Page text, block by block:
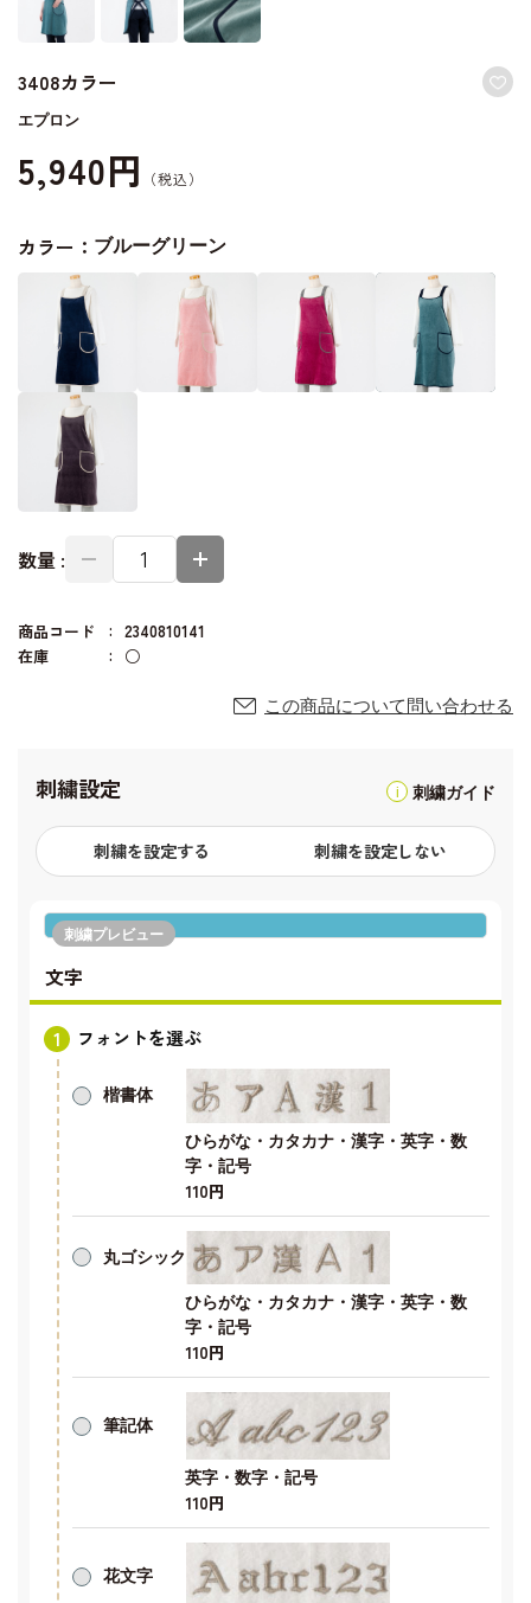
3408カラー
エプロン
5,940円
カラー： ブルーグリーン
数量 :
商品コード
2340810141
在庫
○
この商品について問い合わせる
刺繍設定 刺繍ガイド
刺繍を設定する 刺繍を設定しない
刺繍プレビュー
文字
フォントを選ぶ
楷書体
ひらがな・カタカナ・漢字・英字・数
字・記号
110円
丸ゴシック
ひらがな・カタカナ・漢字・英字・数
字・記号
110円
筆記体
英字・数字・記号
110円
花文字